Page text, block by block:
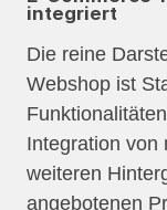
integriert
Die reine
Webshop ist
Integration von
weiteren
angebotenen